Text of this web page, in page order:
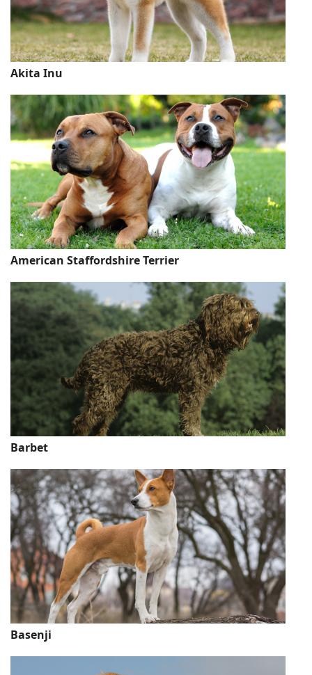
Akita Inu
American Staffordshire Terrier
Barbet
Basenji